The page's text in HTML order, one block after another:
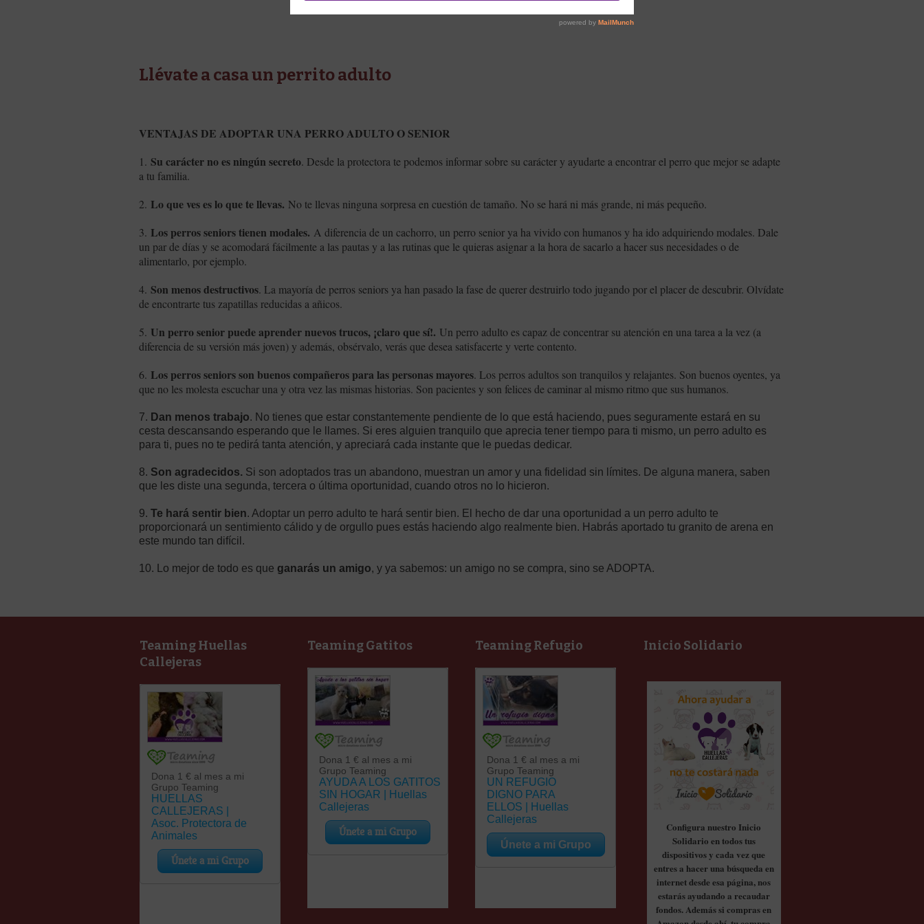
Llévate a casa un perrito adulto
VENTAJAS DE ADOPTAR UNA PERRO ADULTO O SENIOR
1.Su carácter no es ningún secreto. Desde la protectora te podemos informar sobre su carácter y ayudarte a encontrar el perro que mejor se adapte
a tu familia.
2. Lo que ves es lo que te llevas. No te llevas ninguna sorpresa en cuestión de tamaño. No se hará ni más grande, ni más pequeño.
3. Los perros seniors tienen modales. A diferencia de un cachorro, un perro senior ya ha vivido con humanos y ha ido adquiriendo modales. Dale
un par de días y se acomodará fácilmente a las pautas y a las rutinas que le quieras asignar a la hora de sacarlo a hacer sus necesidades o de
alimentarlo, por ejemplo.
4.Son menos destructivos. La mayoría de perros seniors ya han pasado la fase de querer destruirlo todo jugando por el placer de descubrir. Olvídate
de encontrarte tus zapatillas reducidas a añicos.
5. Un perro senior puede aprender nuevos trucos, ¡claro que sí!. Un perro adulto es capaz de concentrar su atención en una tarea a la vez (a
diferencia de su versión más joven) y además, obsérvalo, verás que desea satisfacerte y verte contento.
6. Los perros seniors son buenos compañeros para las personas mayores. Los perros adultos son tranquilos y relajantes. Son buenos oyentes, ya
que no les molesta escuchar una y otra vez las mismas historias. Son pacientes y son felices de caminar al mismo ritmo que sus humanos.
7. Dan menos trabajo. No tienes que estar constantemente pendiente de lo que está haciendo, pues seguramente estará en su
cesta descansando esperando que le llames. Si eres alguien tranquilo que aprecia tener tiempo para ti mismo, un perro adulto es
para ti, pues no te pedirá tanta atención, y apreciará cada instante que le puedas dedicar.
8. Son agradecidos. Si son adoptados tras un abandono, muestran un amor y una fidelidad sin límites. De alguna manera, saben
que les diste una segunda, tercera o última oportunidad, cuando otros no lo hicieron.
9.Te hará sentir bien. Adoptar un perro adulto te hará sentir bien. El hecho de dar una oportunidad a un perro adulto te
proporcionará un sentimiento cálido y de orgullo pues estás haciendo algo realmente bien. Habrás aportado tu granito de arena en
este mundo tan difícil.
10. Lo mejor de todo es que ganarás un amigo, y ya sabemos: un amigo no se compra, sino se ADOPTA.
Teaming Huellas
Callejeras
Teaming Gatitos Teaming Refugio Inicio Solidario
Configura nuestro Inicio
Solidario en todos tus
dispositivos y cada vez que
entres a hacer una búsqueda en
internet desde esa página, nos
estarás ayudando a recaudar
fondos. Además si compras en